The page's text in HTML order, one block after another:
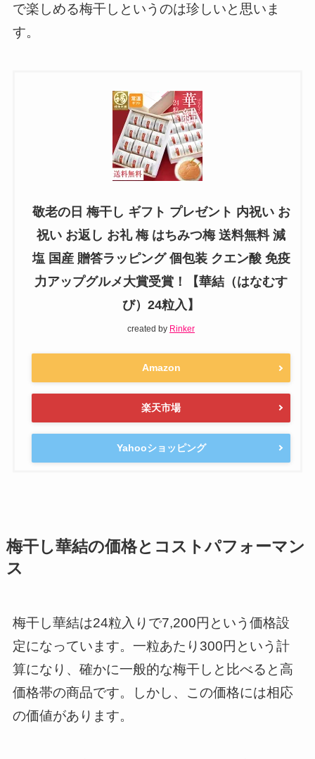
で楽しめる梅干しというのは珍しいと思いま
す。
敬老の日 梅干し ギフト プレゼント 内祝い お
祝い お返し お礼 梅 はちみつ梅 送料無料 減
塩 国産 贈答ラッピング 個包装 クエン酸 免疫
力アップグルメ大賞受賞！【華結（はなむす
び）24粒入】
created by Rinker
Amazon
楽天市場
Yahooショッピング
梅干し華結の価格とコストパフォーマン
ス
梅干し華結は24粒入りで7,200円という価格設
定になっています。一粒あたり300円という計
算になり、確かに一般的な梅干しと比べると高
価格帯の商品です。しかし、この価格には相応
の価値があります。